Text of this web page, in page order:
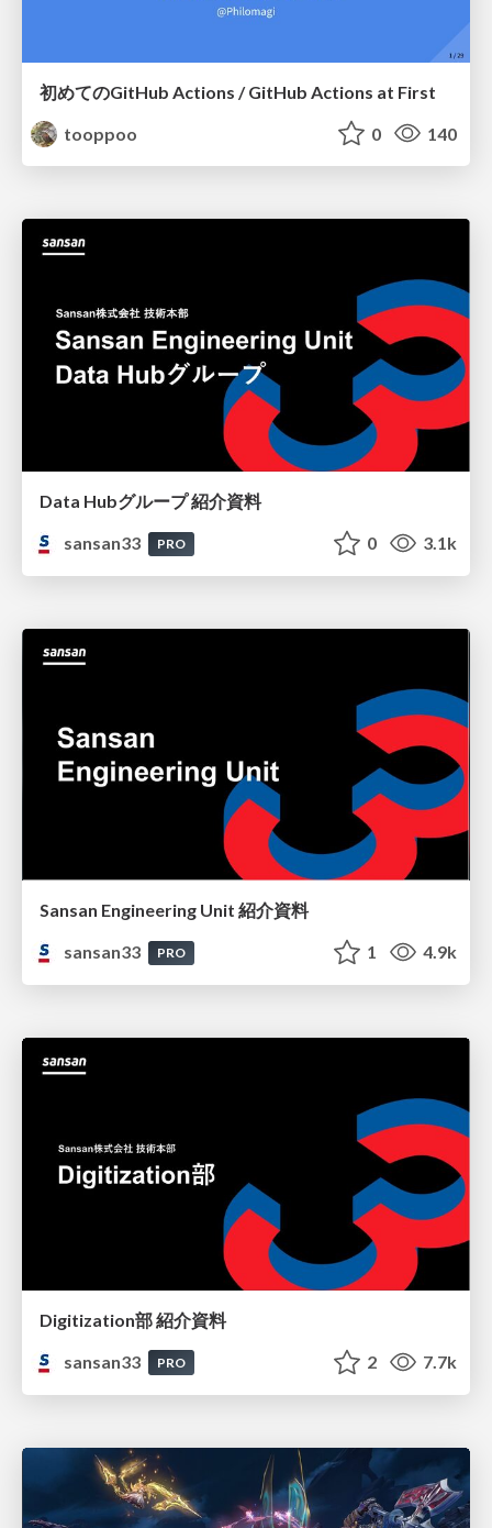
初めてのGitHub Actions / GitHub Actions at First
tooppoo
0 140
Data Hubグループ 紹介資料
sansan33
PRO 0 3.1k
Sansan Engineering Unit 紹介資料
sansan33
PRO 1 4.9k
Digitization部 紹介資料
sansan33
PRO 2 7.7k